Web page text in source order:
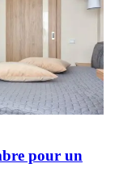
pour un